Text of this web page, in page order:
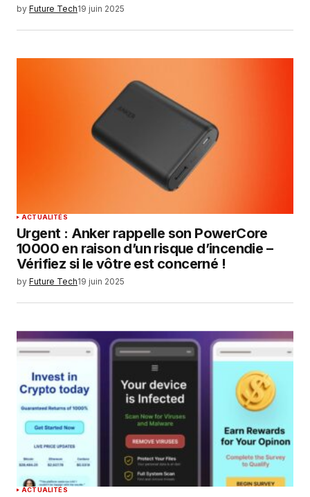
by Future Tech19 juin 2025
ACTUALITÉS
Urgent : Anker rappelle son PowerCore
10000 en raison d’un risque d’incendie –
Vérifiez si le vôtre est concerné !
by Future Tech19 juin 2025
ACTUALITÉS